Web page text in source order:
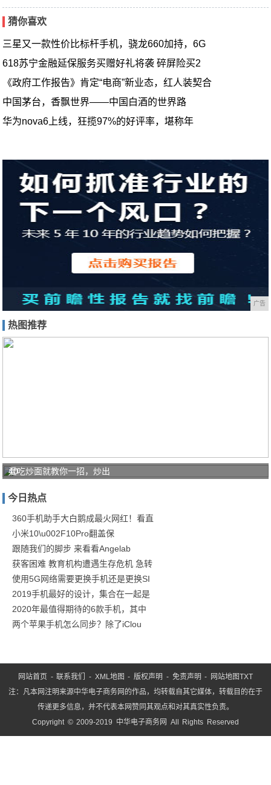
猜你喜欢
三星又一款性价比标杆手机，骁龙660加持，6G
618苏宁金融延保服务买赠好礼将袭 碎屏险买2
《政府工作报告》肯定“电商”新业态，红人装契合
中国茅台，香飘世界——中国白酒的世界路
华为nova6上线，狂揽97%的好评率，堪称年
广告
热图推荐
40
老
破
小
变
身
蜜
桃
感
单
爱吃炒面就教你一招，炒出
今日热点
360手机助手大白鹅成最火网红！看直
小米10\u002F10Pro翻盖保
跟随我们的脚步 来看看Angelab
获客困难 教育机构遭遇生存危机 急转
使用5G网络需要更换手机还是更换SI
2019手机最好的设计，集合在一起是
2020年最值得期待的6款手机，其中
两个苹果手机怎么同步？除了iClou
网站首页 -联系我们 - XML地图 -版权声明 - 免责声明 - 网站地图TXT
注：凡本网注明来源中华电子商务网的作品，均转载自其它媒体，转载目的在于
传递更多信息，并不代表本网赞同其观点和对其真实性负责。
Copyright © 2009-2019 中华电子商务网 All Rights Reserved